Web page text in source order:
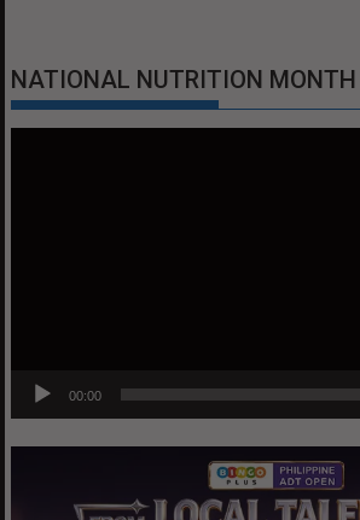
NATIONAL NUTRITION
00:00